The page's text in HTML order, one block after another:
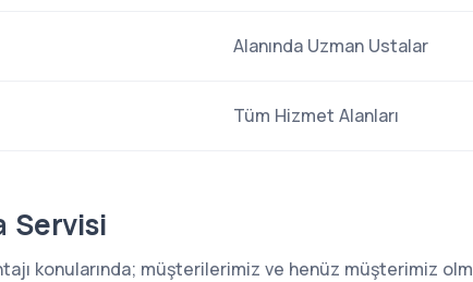
Alanında Uzman Ustalar
Tüm Hizmet Alanları
Servisi
konularında; müşterilerimiz ve henüz müşterimiz